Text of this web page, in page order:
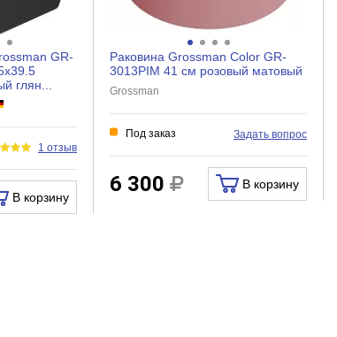
GR-
глян...
1 отзыв
В корзину
Раковина Grossman Color GR-
3013PIM 41 см розовый матовый
Grossman
Под заказ Задать вопрос
6 300 В корзину